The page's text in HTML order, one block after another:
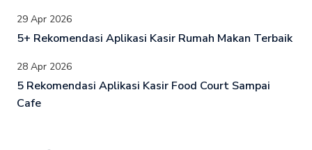
29 Apr 2026
5+ Rekomendasi Aplikasi Kasir Rumah Makan Terbaik
28 Apr 2026
5 Rekomendasi Aplikasi Kasir Food Court Sampai
Cafe